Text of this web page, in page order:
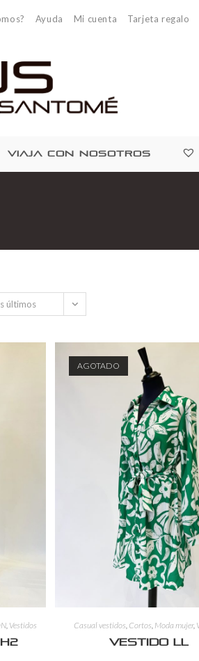
Ayuda Mi cuenta Tarjeta regalo
VIAJA CON NOSOTROS
últimos
, Vestidos
AGOTADO
Casual vestidos Cortos Moda mujer,
Vestido LL